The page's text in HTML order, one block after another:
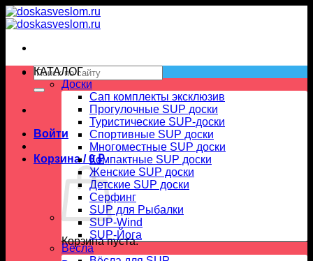
Skip
to
Искать:
Войти
Корзина /0₽
Корзина пуста.
КАТАЛОГ
Доски
Сап комплекты эксклюзив
Прогулочные SUP доски
Туристические SUP-доски
Спортивные SUP доски
Многоместные SUP доски
Компактные SUP доски
Женские SUP доски
Детские SUP доски
Серфинг
SUP для Рыбалки
SUP-Wind
SUP-Йога
Вёсла